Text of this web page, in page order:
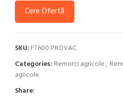
Cere Ofertă
SKU: FT600 PROVAC
Categories: Remorci agricole,
agricole
Share: